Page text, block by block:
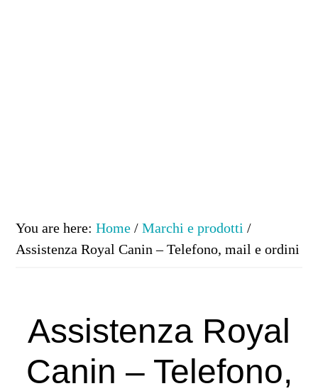
You are here:Home / Marchi e prodotti /
Assistenza Royal Canin – Telefono, mail e ordini
Assistenza Royal
Canin – Telefono,